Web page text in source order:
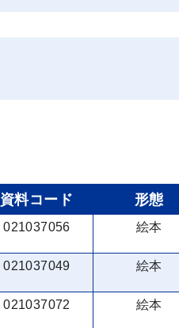
資料コード 形態
021037056 絵本
021037049 絵本
021037072 絵本